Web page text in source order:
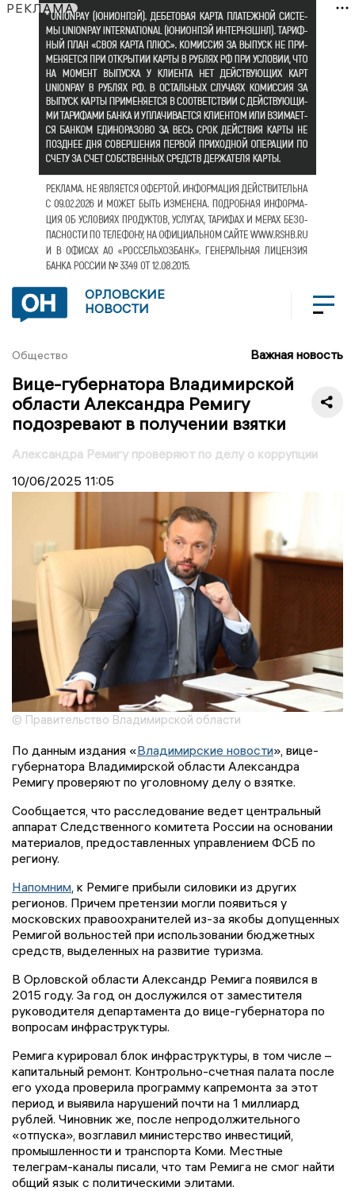
РЕКЛАМА
ОРЛОВСКИЕ
НОВОСТИ
Общество Важная новость
Вице-губернатора Владимирской
области Александра Ремигу
подозревают в получении взятки
Александра Ремигу проверяют по делу о коррупции
10/06/2025 11:05
© Правительство Владимирской области
По данным издания «Владимирские новости», вице-
губернатора Владимирской области Александра
Ремигу проверяют по уголовному делу о взятке.
Сообщается, что расследование ведет центральный
аппарат Следственного комитета России на основании
материалов, предоставленных управлением ФСБ по
региону.
Напомним , к Ремиге прибыли силовики из других
регионов. Причем претензии могли появиться у
московских правоохранителей из-за якобы допущенных
Ремигой вольностей при использовании бюджетных
средств, выделенных на развитие туризма.
В Орловской области Александр Ремига появился в
2015 году. За год он дослужился от заместителя
руководителя департамента до вице-губернатора по
вопросам инфраструктуры.
Ремига курировал блок инфраструктуры, в том числе –
капитальный ремонт. Контрольно-счетная палата после
его ухода проверила программу капремонта за этот
период и выявила нарушений почти на 1 миллиард
рублей. Чиновник же, после непродолжительного
«отпуска», возглавил министерство инвестиций,
промышленности и транспорта Коми. Местные
телеграм-каналы писали, что там Ремига не смог найти
общий язык с политическими элитами.